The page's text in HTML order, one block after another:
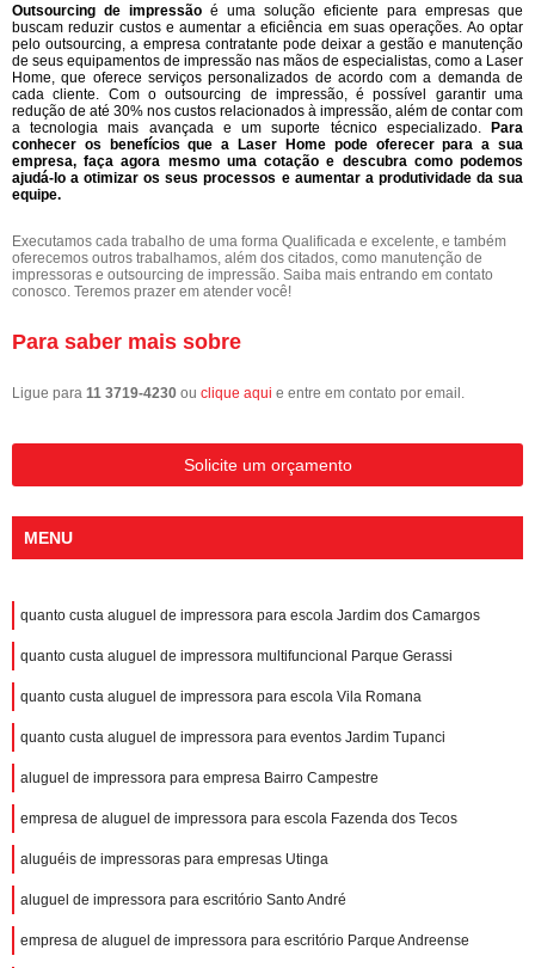
Outsourcing de impressão é uma solução eficiente para empresas que
buscam reduzir custos e aumentar a eficiência em suas operações. Ao optar
pelo outsourcing, a empresa contratante pode deixar a gestão e manutenção
de seus equipamentos de impressão nas mãos de especialistas, como a Laser
Home, que oferece serviços personalizados de acordo com a demanda de
cada cliente. Com o outsourcing de impressão, é possível garantir uma
redução de até 30% nos custos relacionados à impressão, além de contar com
a tecnologia mais avançada e um suporte técnico especializado. Para
conhecer os benefícios que a Laser Home pode oferecer para a sua
empresa, faça agora mesmo uma cotação e descubra como podemos
ajudá-lo a otimizar os seus processos e aumentar a produtividade da sua
equipe.
Executamos cada trabalho de uma forma Qualificada e excelente, e também
oferecemos outros trabalhamos, além dos citados, como manutenção de
impressoras e outsourcing de impressão. Saiba mais entrando em contato
conosco. Teremos prazer em atender você!
Para saber mais sobre
Ligue para 11 3719-4230 ou clique aqui e entre em contato por email.
Solicite um orçamento
MENU
quanto custa aluguel de impressora para escola Jardim dos Camargos
quanto custa aluguel de impressora multifuncional Parque Gerassi
quanto custa aluguel de impressora para escola Vila Romana
quanto custa aluguel de impressora para eventos Jardim Tupanci
aluguel de impressora para empresa Bairro Campestre
empresa de aluguel de impressora para escola Fazenda dos Tecos
aluguéis de impressoras para empresas Utinga
aluguel de impressora para escritório Santo André
empresa de aluguel de impressora para escritório Parque Andreense